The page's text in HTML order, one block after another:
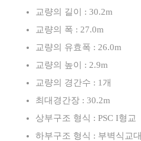
교량의 길이 : 30.2m
교량의 폭 : 27.0m
교량의 유효폭 : 26.0m
교량의 높이 : 2.9m
교량의 경간수 : 1개
최대경간장 : 30.2m
상부구조 형식 : PSC I형교
하부구조 형식 : 부벽식교대